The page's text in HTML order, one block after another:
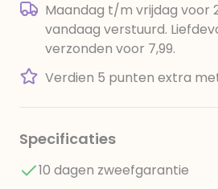
Maandag t/m vrijdag voor
vandaag verstuurd.
verzonden voor 7,99.
Verdien 5 punten extra
Specificaties
10 dagen zweefgarantie